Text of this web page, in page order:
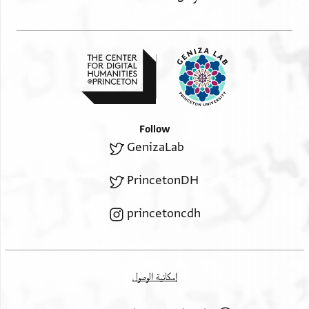
אן יגריה עלי אחסאנה ותפצלה פאן
אמאטלה ואלדי תבקא ענד אלמולא הו
לה ווחק אלשריעה לו אמכנני אלמבלג
או בעצה למא תקלת עליה אלאן
ואלמ[מלוך מתא]לם אנה תקל עלי אלמולא פימזני חלמה
Follow
GenizaLab
PrincetonDH
princetoncdh
إمكانية الوصول